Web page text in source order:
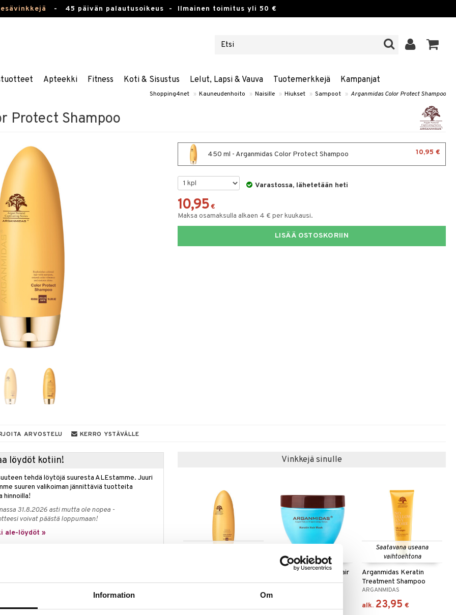
Information Om
- 45 päivän palautusoikeus - Ilmainen toimitus yli 50 €
Apteekki Fitness Koti & Sisustus Lelut, Lapsi & Vauva Tuotemerkkejä Kampanjat
Shopping4net » Kauneudenhoito » Naisille » Hiukset » Sampoot » Arganmidas Color Protect Shampoo
Protect Shampoo
450 ml - Arganmidas Color Protect Shampoo 10,95 €
Varastossa, lähetetään heti
10,95 €
Maksa osamaksulla alkaen 4 € per kuukausi.
LISÄÄ OSTOSKORIIN
ARVOSTELU KERRO YSTÄVÄLLE
löydöt kotiin!
tehdä löytöjä suuresta ALEstamme. Juuri
suuren valikoiman jännittäviä tuotteita
hinnoilla!
31.8.2026 asti mutta ole nopea -
voivat päästä loppumaan!
ale-löydöt »
löytöä? Outletistamme löydät runsaasti
tilaisuus tehdä löytöjä, kun
Vinkkejä sinulle
Protect Conditioner
Arganmidas Keratin Hair
Mask
Saatavana useana
vaihtoehtona
Arganmidas Keratin
Treatment Shampoo
ARGANMIDAS
alk. 23,95 €